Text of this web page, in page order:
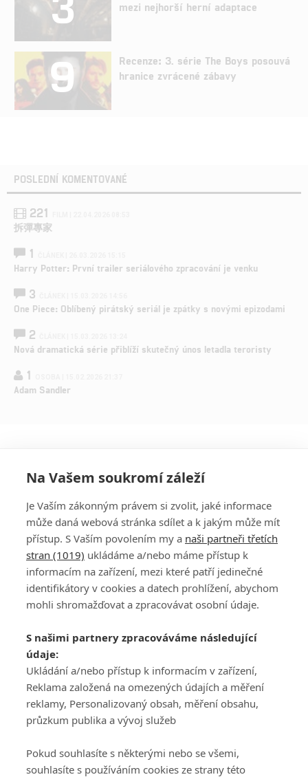
mezi nejhorší herní adaptace
9
Recenze: 3. série The Boys posouvá
hranice zvrácené zábavy
POSLEDNÍ KOMENTOVANÉ
221
拆彈專家
1
Harry Potter: První trailer seriálového zpracování je venku
3
One Piece: Oblíbený pirátský seriál je zpátky s novými epizodami
2
Nová dramatická série přiblíží skutečný únos letadla teroristy
1
Adam Sandler
PŘIHLÁSIT
REGISTROVAT
DISKUZE
Šéfredaktorkou webu jePetr Slavík, e-mailserialy@fandimefilmu.cz
Máte-li zájem o inzerci na našem webu napište nám na e-mail
studio@koncal.com
Ochrana osobních údajů|Zásady používání cookies |Pravidla webu
Upravit nastavení soukromí
Na Vašem soukromí záleží
Je Vaším zákonným právem si zvolit, jaké informace
může daná webová stránka sdílet a k jakým může mít
přístup. S Vaším povolením my a naši partneři třetích
stran (1019) ukládáme a/nebo máme přístup k
informacím na zařízení, mezi které patří jedinečné
identifikátory v cookies a datech prohlížení, abychom
mohli shromažďovat a zpracovávat osobní údaje.
S našimi partnery zpracováváme následující
údaje:
Ukládání a/nebo přístup k informacím v zařízení,
Reklama založená na omezených údajích a měření
reklamy, Personalizovaný obsah, měření obsahu,
průzkum publika a vývoj služeb
Pokud souhlasíte s některými nebo se všemi,
souhlasíte s používáním cookies ze strany této